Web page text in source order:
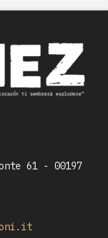
61 - 00197